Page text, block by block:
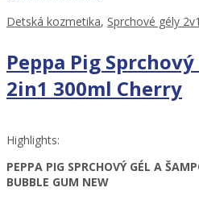
Detská kozmetika, Sprchové gély 2v1
Peppa Pig
2in1 300ml Cherry
Highlights:
PEPPA PIG SPRCHOVÝ GÉL A
BUBBLE GUM NEW